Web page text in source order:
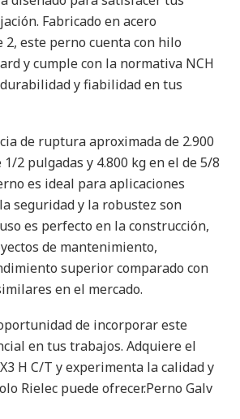
Fabricado en acero
2, este perno cuenta con hilo
y cumple con la normativa NCH
y fiabilidad en tus
de ruptura aproximada de 2.900
2 pulgadas y 4.800 kg en el de 5/8
es ideal para aplicaciones
seguridad y la robustez son
es perfecto en la construcción,
de mantenimiento,
superior comparado con
en el mercado.
de incorporar este
en tus trabajos. Adquiere el
H C/T y experimenta la calidad y
Rielec puede ofrecer.Perno Galv